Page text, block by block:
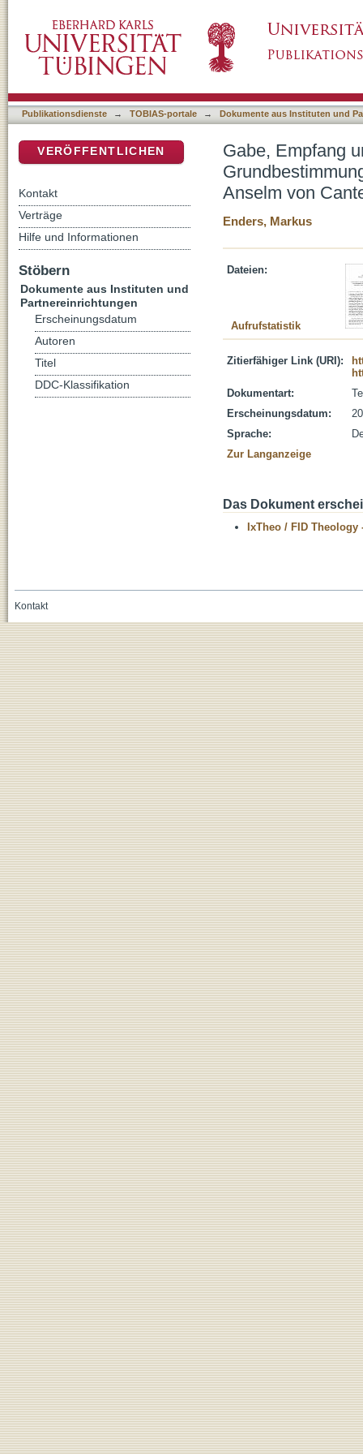
Augustinus und Anselm von Canterbury
Publikationsdienste → TOBIAS-portale → Dokumente aus Instituten und
Gabe, Empfang
Anselm von
Enders, Markus
Dateien:
Aufrufstatistik
Zitierfähiger Link (URI):
Dokumentart:
Erscheinungsdatum:
Sprache:
Zur Langanzeige
Das Dokument
IxTheo / FID Theology
VERÖFFENTLICHEN
Kontakt
Verträge
Hilfe und Informationen
Stöbern
Dokumente aus Instituten und
Partnereinrichtungen
Erscheinungsdatum
Autoren
Titel
DDC-Klassifikation
Kontakt